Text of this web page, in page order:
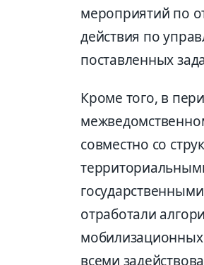
мероприятий по
действия по
поставленных
Кроме того, в
совместно со
отработали
всеми